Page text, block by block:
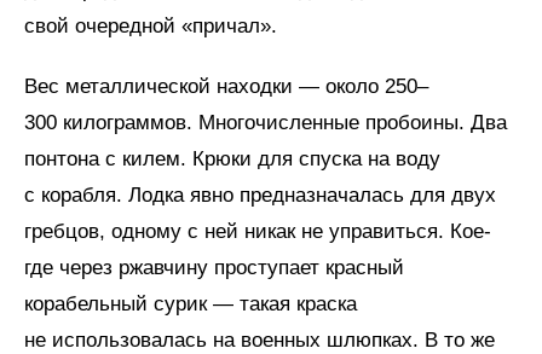
свой очередной «причал».
Вес металлической находки — около 250–
300 килограммов. Многочисленные пробоины. Два
понтона с килем. Крюки для спуска на воду
с корабля. Лодка явно предназначалась для двух
гребцов, одному с ней никак не управиться. Кое-
где через ржавчину проступает красный
корабельный сурик — такая краска
не использовалась на военных шлюпках. В то же